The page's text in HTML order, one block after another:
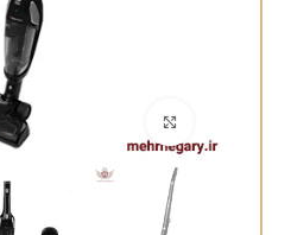
برای بزرگنمایی کلیک